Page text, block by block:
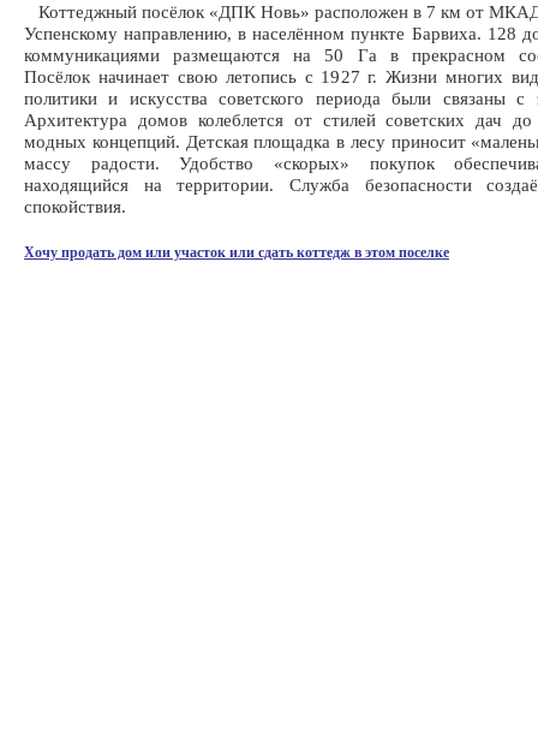
Коттеджный посёлок «ДПК Новь» расположен в 7 км от
Успенскому направлению, в населённом пункте Барвиха. 128
коммуникациями размещаются на 50 Га в прекрасном
Посёлок начинает свою летопись с 1927 г. Жизни многих
политики и искусства советского периода были связаны
Архитектура домов колеблется от стилей советских дач
модных концепций. Детская площадка в лесу приносит
массу радости. Удобство «скорых» покупок
находящийся на территории. Служба безопасности
спокойствия.
Хочу продать дом или участок или сдать коттедж в этом поселке